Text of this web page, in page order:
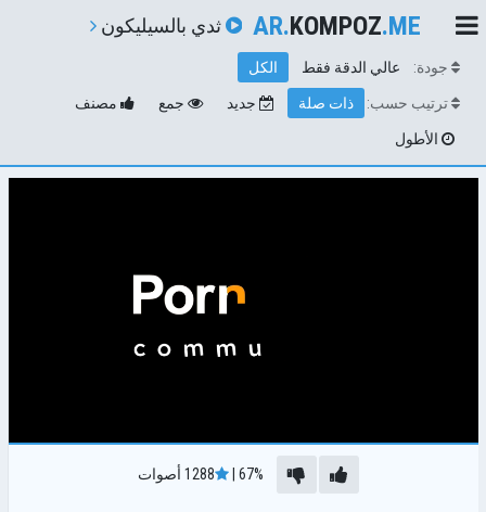
AR.KOMPOZ.ME ثدي بالسيليكون
جودة: عالي الدقة فقط الكل
ترتيب حسب: ذات صلة جديد جمع مصنف
الأطول
67%
|
1288أصوات